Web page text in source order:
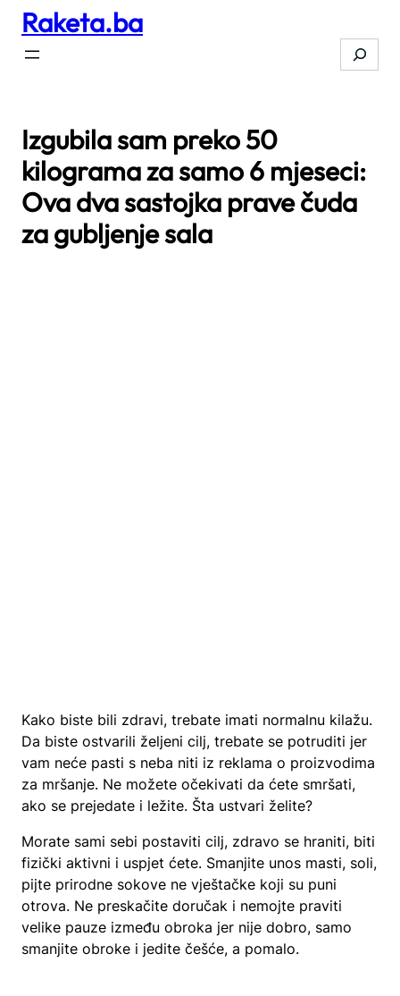
Skip
content
Raketa.ba
Search
Izgubila sam preko 50
kilograma za samo 6 mjeseci:
Ova dva sastojka prave čuda
za gubljenje sala
Kako biste bili zdravi, trebate imati normalnu kilažu.
Da biste ostvarili željeni cilj, trebate se potruditi jer
vam neće pasti s neba niti iz reklama o proizvodima
za mršanje. Ne možete očekivati da ćete smršati,
ako se prejedate i ležite. Šta ustvari želite?
Morate sami sebi postaviti cilj, zdravo se hraniti, biti
fizički aktivni i uspjet ćete. Smanjite unos masti, soli,
pijte prirodne sokove ne vještačke koji su puni
otrova. Ne preskačite doručak i nemojte praviti
velike pauze između obroka jer nije dobro, samo
smanjite obroke i jedite češće, a pomalo.